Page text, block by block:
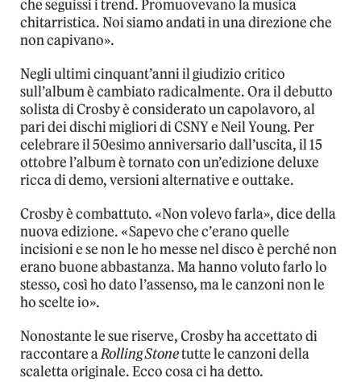
che seguissi i trend. Promuovevano la musica
chitarristica. Noi siamo andati in una direzione che
non capivano».
Negli ultimi cinquant’anni il giudizio critico
sull’album è cambiato radicalmente. Ora il debutto
solista di Crosby è considerato un capolavoro, al
pari dei dischi migliori di CSNY e Neil Young. Per
celebrare il 50esimo anniversario dall’uscita, il 15
ottobre l’album è tornato con un’edizione deluxe
ricca di demo, versioni alternative e outtake.
Crosby è combattuto. «Non volevo farla», dice della
nuova edizione. «Sapevo che c’erano quelle
incisioni e se non le ho messe nel disco è perché non
erano buone abbastanza. Ma hanno voluto farlo lo
stesso, così ho dato l’assenso, ma le canzoni non le
ho scelte io».
Nonostante le sue riserve, Crosby ha accettato di
raccontare aRolling Stonetutte le canzoni della
scaletta originale. Ecco cosa ci ha detto.